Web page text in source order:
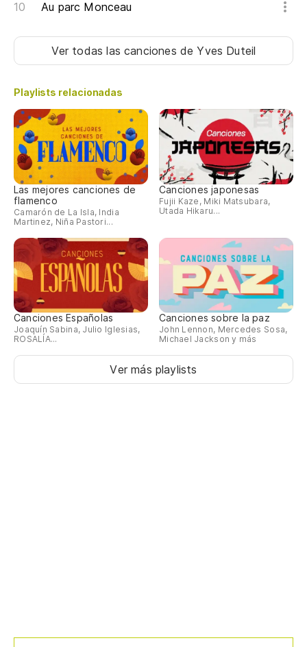
Au parc Monceau
Ver todas las canciones de Yves Duteil
Playlists relacionadas
Las mejores canciones de
flamenco
Camarón de La Isla, India
Martinez, Niña Pastori...
Canciones japonesas
Fujii Kaze, Miki Matsubara,
Utada Hikaru...
Canciones Españolas
Joaquín Sabina, Julio Iglesias,
ROSALÍA...
Canciones sobre la paz
John Lennon, Mercedes Sosa,
Michael Jackson y más
Ver más playlists